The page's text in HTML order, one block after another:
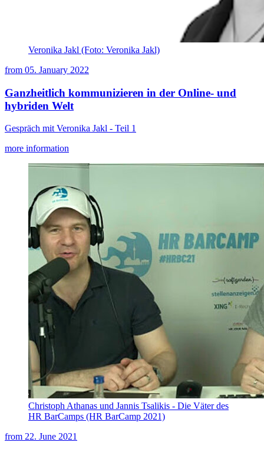
Veronika Jakl (Foto: Veronika Jakl)
from 05. January 2022
Ganzheitlich kommunizieren in der Online- und
hybriden Welt
Gespräch mit Veronika Jakl - Teil 1
more information
Christoph Athanas und Jannis Tsalikis - Die Väter des
HR BarCamps (HR BarCamp 2021)
from 22. June 2021